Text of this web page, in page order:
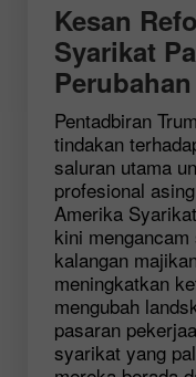
Kesan
Syarikat
Pentadbiran
tindakan
saluran utama
profesional
Amerika
kini
kalangan
meningkatkan
mengubah
pasaran
syarikat yang